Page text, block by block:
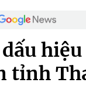
tỉnh